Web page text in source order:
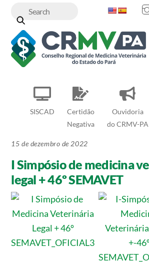
content
SISCAD
Certidão
Negativa
Ouvidoria
do CRMV-PA
15 de dezembro de 2022
I Simpósio de medicina
legal + 46º SEMAVET